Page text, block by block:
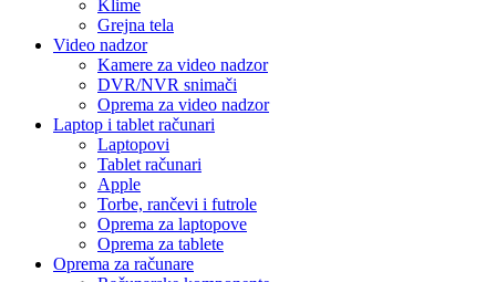
Klime
Grejna tela
Video nadzor
Kamere za video nadzor
DVR/NVR snimači
Oprema za video nadzor
Laptop i tablet računari
Laptopovi
Tablet računari
Apple
Torbe, rančevi i futrole
Oprema za laptopove
Oprema za tablete
Oprema za računare